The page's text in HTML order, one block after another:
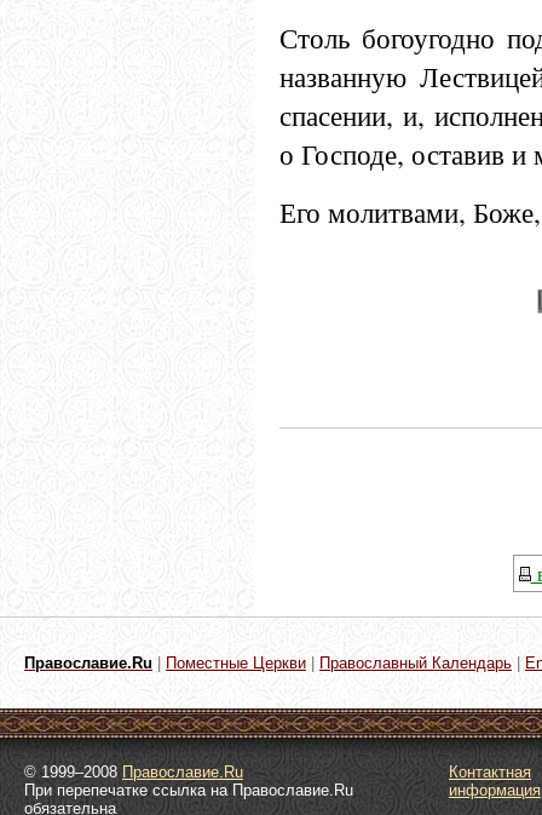
Столь богоугодно
названную
спасении, и,
о Господе, оставив и
Его молитвами,
Православие.Ru Поместные Церкви Православный Календарь
© 1999–2008 Православие.Ru
При перепечатке ссылка на Православие.Ru
обязательна
Контактная
информация